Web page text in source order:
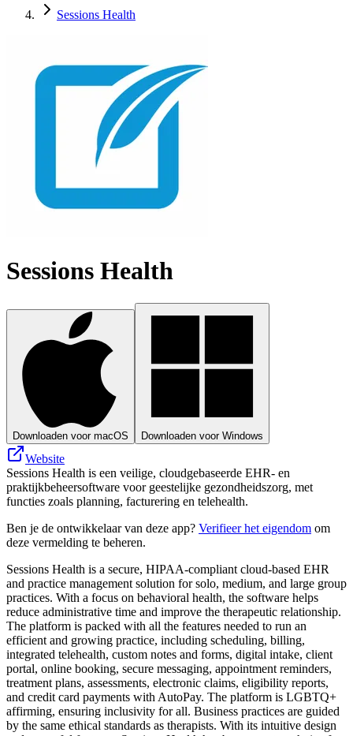
Sessions Health
Sessions Health
Downloaden voor macOS Downloaden voor Windows
Website
Sessions Health is een veilige, cloudgebaseerde EHR- en
praktijkbeheersoftware voor geestelijke gezondheidszorg, met
functies zoals planning, facturering en telehealth.
Ben je de ontwikkelaar van deze app? Verifieer het eigendom om
deze vermelding te beheren.
Sessions Health is a secure, HIPAA-compliant cloud-based EHR
and practice management solution for solo, medium, and large group
practices. With a focus on behavioral health, the software helps
reduce administrative time and improve the therapeutic relationship.
The platform is packed with all the features needed to run an
efficient and growing practice, including scheduling, billing,
integrated telehealth, custom notes and forms, digital intake, client
portal, online booking, secure messaging, appointment reminders,
treatment plans, assessments, electronic claims, eligibility reports,
and credit card payments with AutoPay. The platform is LGBTQ+
affirming, ensuring inclusivity for all. Business practices are guided
by the same ethical standards as therapists. With its intuitive design